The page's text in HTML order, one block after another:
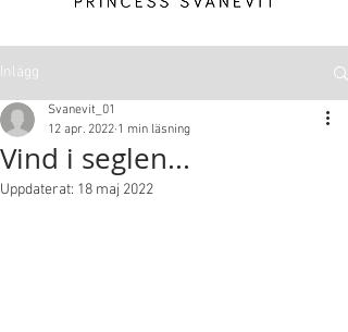
Inlägg
Vind i seglen...
Svanevit_01
12 apr. 2022 1 min läsning
Uppdaterat: 18 maj 2022